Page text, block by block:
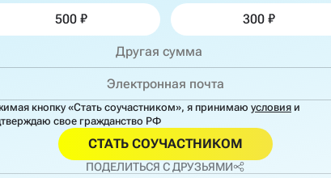
500 300
кнопку «Стать соучастником», я принимаю условия и
свое гражданство РФ
СТАТЬ СОУЧАСТНИКОМ
ПОДЕЛИТЬСЯ С ДРУЗЬЯМИ